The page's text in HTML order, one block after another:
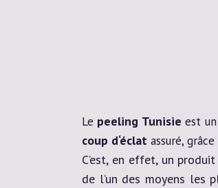
Le peeling Tunisie est
coup d‘éclat assuré, grâce
C’est, en effet, un
de l’un des moyens les